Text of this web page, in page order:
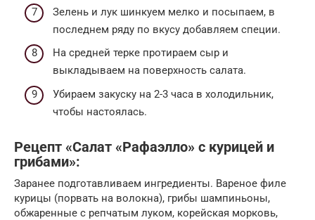
Зелень и лук шинкуем мелко и посыпаем, в
последнем ряду по вкусу добавляем специи.
На средней терке протираем сыр и
выкладываем на поверхность салата.
Убираем закуску на 2-3 часа в холодильник,
чтобы настоялась.
Рецепт «Салат «Рафаэлло» с курицей и
грибами»:
Заранее подготавливаем ингредиенты. Вареное филе
курицы (порвать на волокна), грибы шампиньоны,
обжаренные с репчатым луком, корейская морковь,